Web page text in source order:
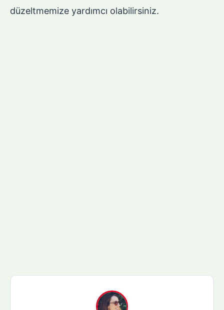
düzeltmemize yardımcı olabilirsiniz.